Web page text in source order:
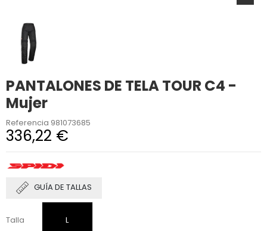
PANTALONES DE TELA TOUR C4 -
Mujer
Referencia 981073685
336,22 €
GUÍA DE TALLAS
Talla L